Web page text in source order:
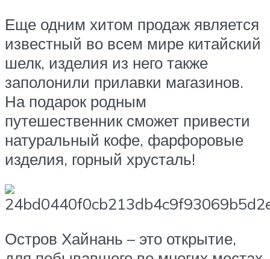
Еще одним хитом продаж является
известный во всем мире китайский
шелк, изделия из него также
заполонили прилавки магазинов.
На подарок родным
путешественник сможет привести
натуральный кофе, фарфоровые
изделия, горный хрусталь!
Остров Хайнань – это открытие,